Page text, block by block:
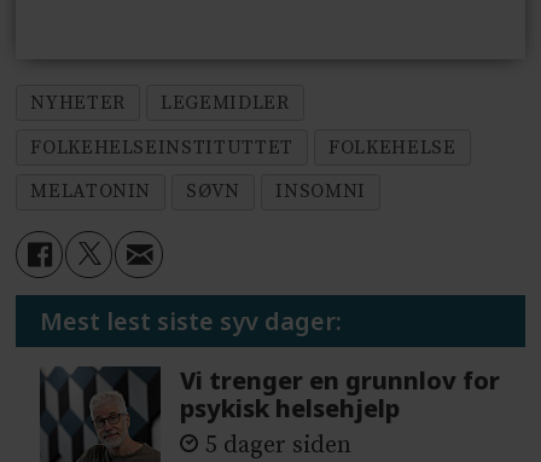
NYHETER
LEGEMIDLER
FOLKEHELSEINSTITUTTET
FOLKEHELSE
MELATONIN
SØVN INSOMNI
Mest lest siste syv dager:
Vi trenger en grunnlov for
psykisk helsehjelp
5 dager siden